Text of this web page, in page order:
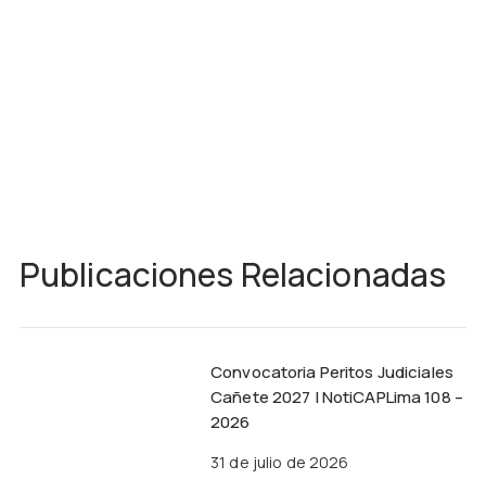
Publicaciones Relacionadas
Convocatoria Peritos Judiciales
Cañete 2027 | NotiCAPLima 108 –
2026
31 de julio de 2026